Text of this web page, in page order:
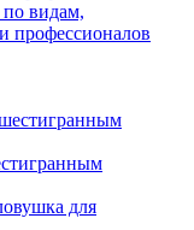
по видам,
профессионалов